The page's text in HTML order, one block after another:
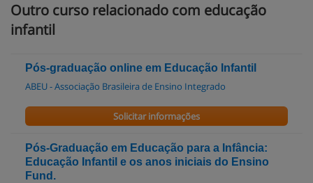
Outro curso relacionado com educação
infantil
Pós-graduação online em Educação Infantil
ABEU - Associação Brasileira de Ensino Integrado
Solicitar informações
Pós-Graduação em Educação para a Infância:
Educação Infantil e os anos iniciais do Ensino
Fund.